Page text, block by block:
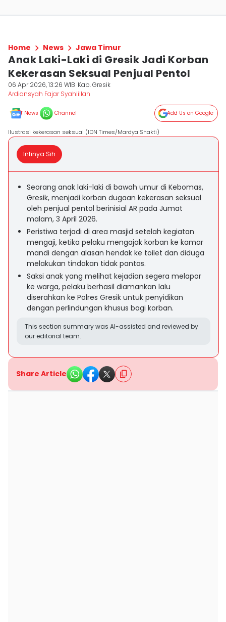
Home News Jawa Timur
Anak Laki-Laki di Gresik Jadi Korban
Kekerasan Seksual Penjual Pentol
06 Apr 2026, 13:26 WIB Kab. Gresik
Ardiansyah Fajar Syahlillah
News Channel Add Us on Google
Ilustrasi kekerasan seksual (IDN Times/Mardya Shakti)
Intinya Sih
Seorang anak laki-laki di bawah umur di Kebomas,
Gresik, menjadi korban dugaan kekerasan seksual
oleh penjual pentol berinisial AR pada Jumat
malam, 3 April 2026.
Peristiwa terjadi di area masjid setelah kegiatan
mengaji, ketika pelaku mengajak korban ke kamar
mandi dengan alasan hendak ke toilet dan diduga
melakukan tindakan tidak pantas.
Saksi anak yang melihat kejadian segera melapor
ke warga, pelaku berhasil diamankan lalu
diserahkan ke Polres Gresik untuk penyidikan
dengan perlindungan khusus bagi korban.
This section summary was AI-assisted and reviewed by
our editorial team.
Share Article